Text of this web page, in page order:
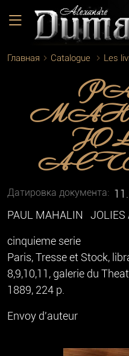
Главная Catalogue Les
Датировка документа:
PAUL MAHALIN JOLIES
cinquieme serie
Paris, Tresse et Stock,
8,9,10,11, galerie du
1889, 224 p.
Envoy d'auteur